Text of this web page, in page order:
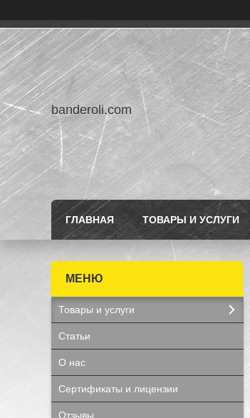
banderoli.com
ГЛАВНАЯ ТОВАРЫ И УСЛУГИ
Товары и услуги
Статьи
О нас
Сертификаты и лицензии
Отзывы